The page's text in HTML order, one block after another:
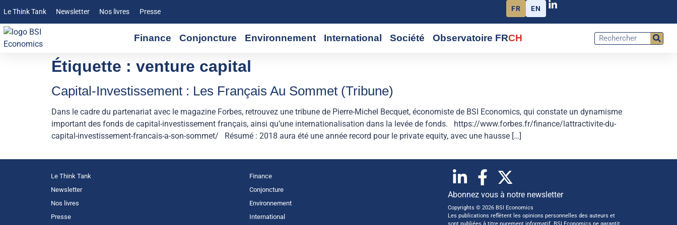
Le Think Tank Newsletter Nos livres Presse FR EN
Finance Conjoncture Environnement International Société Observatoire FRCH
Étiquette : venture capital
Capital-Investissement : Les Français Au Sommet (Tribune)
Dans le cadre du partenariat avec le magazine Forbes, retrouvez une tribune de Pierre-Michel Becquet, économiste de BSI Economics, qui constate un dynamisme
important des fonds de capital-investissement français, ainsi qu’une internationalisation dans la levée de fonds. https://www.forbes.fr/finance/lattractivite-du-
capital-investissement-francais-a-son-sommet/ Résumé : 2018 aura été une année record pour le private equity, avec une hausse […]
Le Think Tank
Newsletter
Nos livres
Presse
Finance
Conjoncture
Environnement
International
Abonnez vous à notre newsletter
Copyrights © 2026 BSI Economics
Les publications reflètent les opinions personnelles des auteurs et